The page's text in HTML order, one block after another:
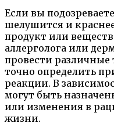
Если вы
шелушится и
продукт или
аллерголога или
провести различные
точно определить
реакции. В
могут быть
или изменения в
жизни.